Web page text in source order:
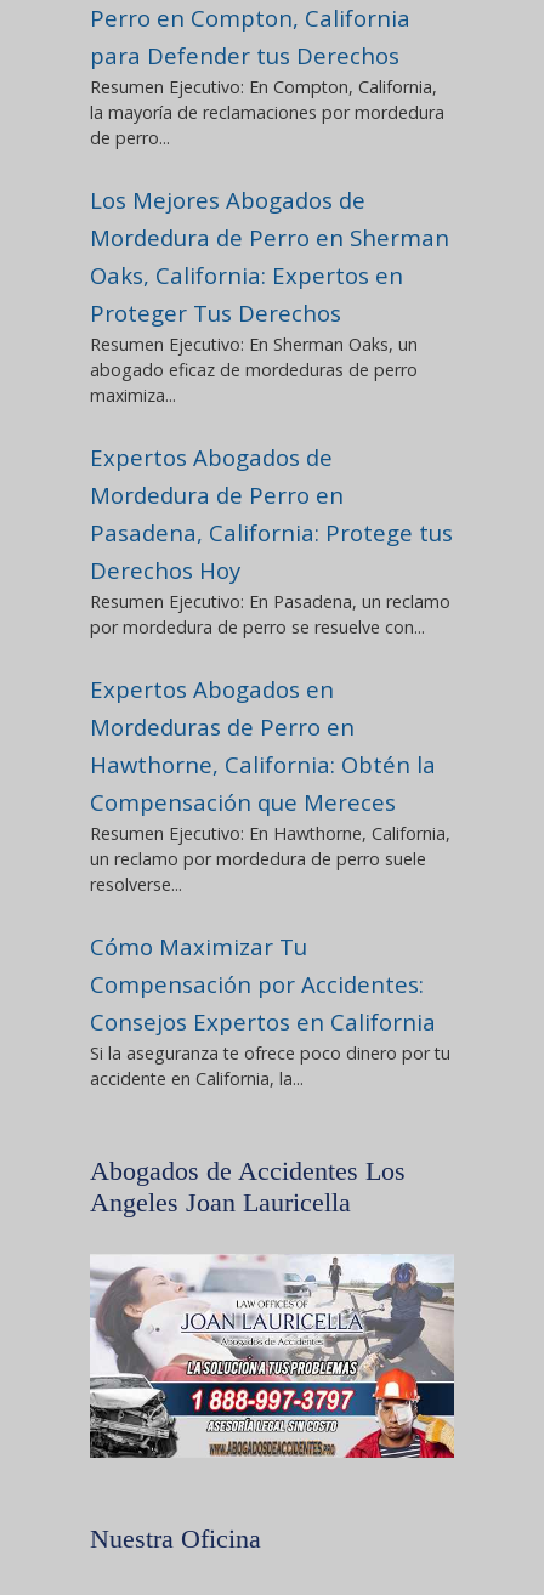
Perro en Compton, California
para Defender tus Derechos
Resumen Ejecutivo: En Compton, California,
la mayoría de reclamaciones por mordedura
de perro...
Los Mejores Abogados de
Mordedura de Perro en Sherman
Oaks, California: Expertos en
Proteger Tus Derechos
Resumen Ejecutivo: En Sherman Oaks, un
abogado eficaz de mordeduras de perro
maximiza...
Expertos Abogados de
Mordedura de Perro en
Pasadena, California: Protege tus
Derechos Hoy
Resumen Ejecutivo: En Pasadena, un reclamo
por mordedura de perro se resuelve con...
Expertos Abogados en
Mordeduras de Perro en
Hawthorne, California: Obtén la
Compensación que Mereces
Resumen Ejecutivo: En Hawthorne, California,
un reclamo por mordedura de perro suele
resolverse...
Cómo Maximizar Tu
Compensación por Accidentes:
Consejos Expertos en California
Si la aseguranza te ofrece poco dinero por tu
accidente en California, la...
Abogados de Accidentes Los
Angeles Joan Lauricella
Nuestra Oficina